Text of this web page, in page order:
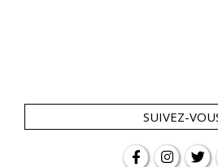
SUIVEZ-